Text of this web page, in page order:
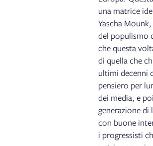
una matrice
Yascha
del populismo
che questa
di quella che
ultimi decenni
pensiero per
dei media, e
generazione
con buone
i progressisti